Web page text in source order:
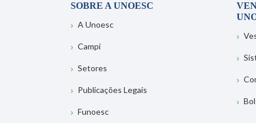
SOBRE A UNOESC
A Unoesc
Campi
Setores
Publicações Legais
Funoesc